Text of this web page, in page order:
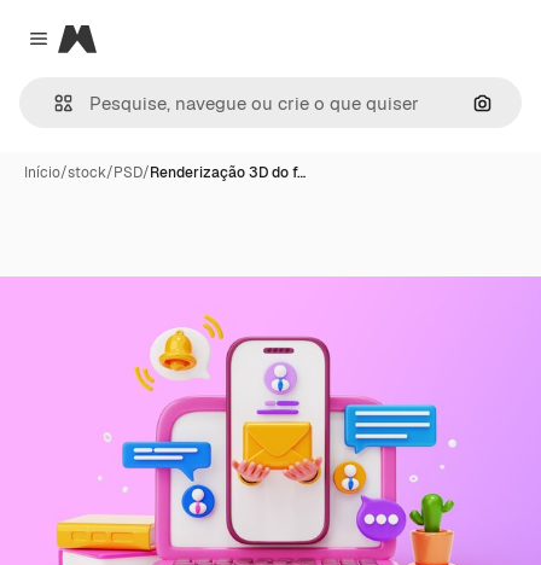
Close menu
Magnific
Início/stock/PSD/Renderização 3D do f…